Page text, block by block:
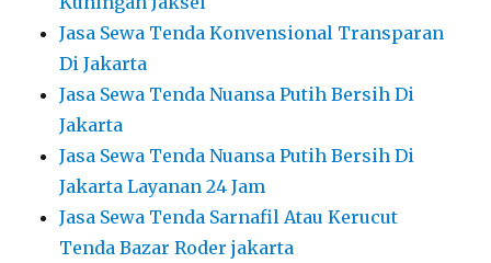
Jasa Sewa Tenda Konvensional Transparan
Di Jakarta
Jasa Sewa Tenda Nuansa Putih Bersih Di
Jakarta
Jasa Sewa Tenda Nuansa Putih Bersih Di
Jakarta Layanan 24 Jam
Jasa Sewa Tenda Sarnafil Atau Kerucut
Tenda Bazar Roder jakarta